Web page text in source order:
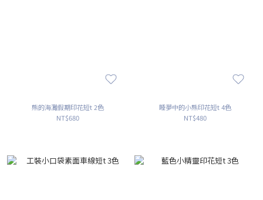
熊的海灘假期印花短t 2色
NT$680
睡夢中的小熊印花短t 4色
NT$480